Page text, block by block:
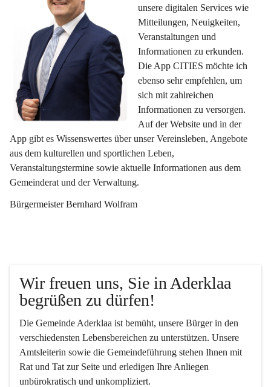
unsere digitalen Services wie
Mitteilungen, Neuigkeiten,
Veranstaltungen und
Informationen zu erkunden.
Die App CITIES möchte ich
ebenso sehr empfehlen, um
sich mit zahlreichen
Informationen zu versorgen.
Auf der Website und in der
App gibt es Wissenswertes über unser Vereinsleben, Angebote
aus dem kulturellen und sportlichen Leben,
Veranstaltungstermine sowie aktuelle Informationen aus dem
Gemeinderat und der Verwaltung.
Bürgermeister Bernhard Wolfram
Wir freuen uns, Sie in Aderklaa
begrüßen zu dürfen!
Die Gemeinde Aderklaa ist bemüht, unsere Bürger in den
verschiedensten Lebensbereichen zu unterstützen. Unsere
Amtsleiterin sowie die Gemeindeführung stehen Ihnen mit
Rat und Tat zur Seite und erledigen Ihre Anliegen
unbürokratisch und unkompliziert.